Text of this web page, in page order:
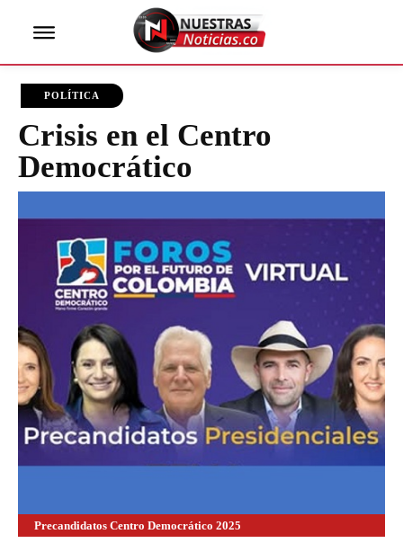
POLÍTICA
Crisis en el Centro
Democrático
Precandidatos Centro Democrático 2025